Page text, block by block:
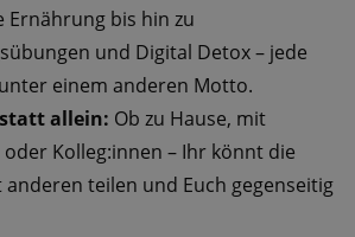
Ernährung bis hin zu
und Digital Detox – jede
einem anderen Motto.
allein: Ob zu Hause, mit
Kolleg:innen – Ihr könnt die
anderen teilen und Euch gegenseitig